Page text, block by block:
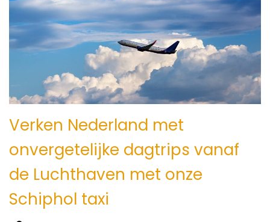
Verken Nederland met
onvergetelijke dagtrips vanaf
de Luchthaven met onze
Schiphol taxi